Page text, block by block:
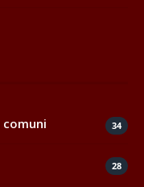
comuni 34
28